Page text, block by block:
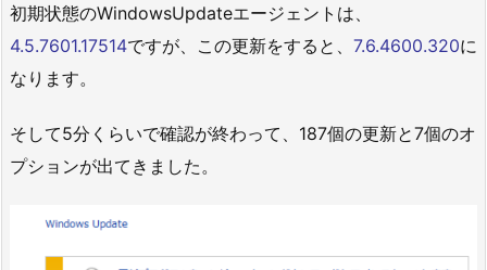
初期状態のWindowsUpdateエージェントは、
4.5.7601.17514ですが、この更新をすると、 7.6.4600.320に
なります。
そして5分くらいで確認が終わって、187個の更新と7個のオ
プションが出てきました。